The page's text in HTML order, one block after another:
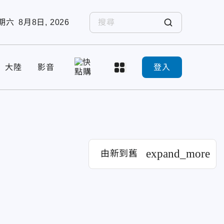
六 8月8日, 2026
大陸 影音 登入
由新到舊 expand_more